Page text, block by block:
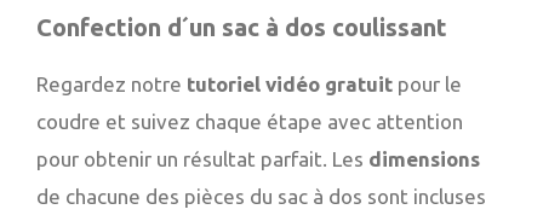
Confection d´un sac à dos coulissant
Regardez notre tutoriel vidéo gratuit pour le
coudre et suivez chaque étape avec attention
pour obtenir un résultat parfait. Les dimensions
de chacune des pièces du sac à dos sont incluses